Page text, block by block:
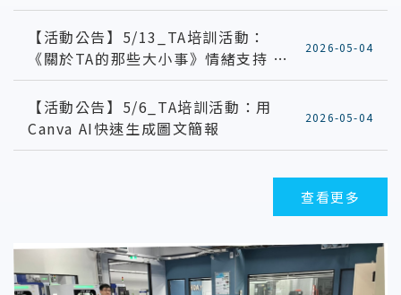
【活動公告】5/13_TA培訓活動：
《關於TA的那些大小事》情緒支持 ×
自我覺察 × 不崩潰的互動日常
2026-05-04
【活動公告】5/6_TA培訓活動：用
Canva AI快速生成圖文簡報
2026-05-04
查看更多